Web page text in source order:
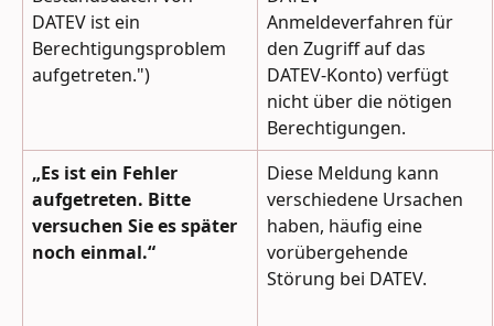
DATEV ist ein
Berechtigungsproblem
aufgetreten.")
Anmeldeverfahren für
den Zugriff auf das
DATEV-Konto) verfügt
nicht über die nötigen
Berechtigungen.
„Es ist ein Fehler
aufgetreten. Bitte
versuchen Sie es später
noch einmal.“
Diese Meldung kann
verschiedene Ursachen
haben, häufig eine
vorübergehende
Störung bei DATEV.